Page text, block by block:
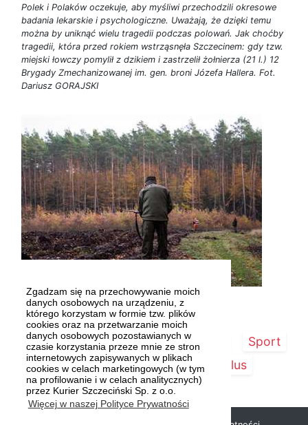
Zgadzam się na przechowywanie moich
danych osobowych na urządzeniu, z
którego korzystam w formie tzw. plików
cookies oraz na przetwarzanie moich
danych osobowych pozostawianych w
czasie korzystania przeze mnie ze stron
internetowych zapisywanych w plikach
cookies w celach marketingowych (w tym
na profilowanie i w celach analitycznych)
przez Kurier Szczeciński Sp. z o.o.
Więcej w naszej Polityce Prywatności
Polek i Polaków oczekuje, aby myśliwi przechodzili okresowe
badania lekarskie i psychologiczne. Uważają, że dzięki temu
można by uniknąć wielu tragedii podczas polowań. Jak choćby
tragedii, która przed rokiem wstrząsnęła Szczecinem: gdy tzw.
miejski łowczy pomylił z dzikiem i zastrzelił żołnierza (21 l.) 12
Brygady Zmechanizowanej im. gen. broni Józefa Hallera. Fot.
Dariusz GORAJSKI
Fot. Inicjatywa dla Zwierząt BASTA!
Strona główna Szczecin/Region
Sport
Kultura
Kurier Plus